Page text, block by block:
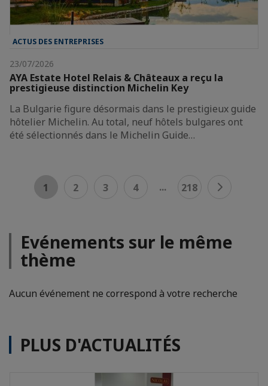
ACTUS DES ENTREPRISES
23/07/2026
AYA Estate Hotel Relais & Châteaux a reçu la
prestigieuse distinction Michelin Key
La Bulgarie figure désormais dans le prestigieux guide
hôtelier Michelin. Au total, neuf hôtels bulgares ont
été sélectionnés dans le Michelin Guide…
1 2 3 4 ... 218
Evénements sur le même
thème
Aucun événement ne correspond à votre recherche
PLUS D'ACTUALITÉS